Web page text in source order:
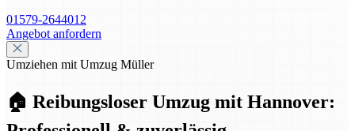
01579-2644012
Angebot anfordern
Umziehen mit Umzug Müller
🏠 Reibungsloser Umzug mit Hannover: